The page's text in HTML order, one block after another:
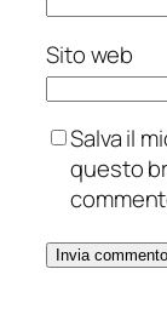
Sito web
Salva il
questo